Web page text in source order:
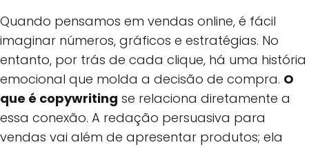
Quando pensamos em vendas online, é fácil
imaginar números, gráficos e estratégias. No
entanto, por trás de cada clique, há uma história
emocional que molda a decisão de compra. O
que é copywriting se relaciona diretamente a
essa conexão. A redação persuasiva para
vendas vai além de apresentar produtos; ela